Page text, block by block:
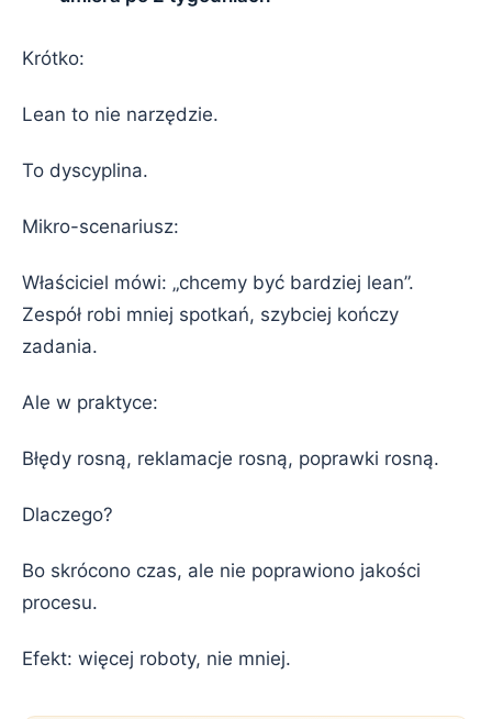
Krótko:
Lean to nie narzędzie.
To dyscyplina.
Mikro-scenariusz:
Właściciel mówi: „chcemy być bardziej lean”.
Zespół robi mniej spotkań, szybciej kończy
zadania.
Ale w praktyce:
Błędy rosną, reklamacje rosną, poprawki rosną.
Dlaczego?
Bo skrócono czas, ale nie poprawiono jakości
procesu.
Efekt: więcej roboty, nie mniej.